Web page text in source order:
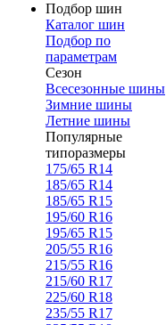
Подбор шин
Каталог шин
Подбор по
параметрам
Сезон
Всесезонные шины
Зимние шины
Летние шины
Популярные
типоразмеры
175/65 R14
185/65 R14
185/65 R15
195/60 R16
195/65 R15
205/55 R16
215/55 R16
215/60 R17
225/60 R18
235/55 R17